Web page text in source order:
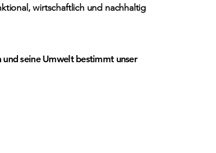
wirtschaftlich und nachhaltig
und seine Umwelt bestimmt unser